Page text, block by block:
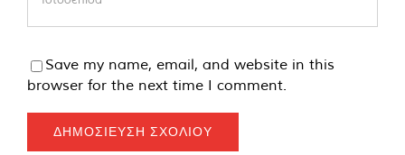
Save my name, email, and website in this
browser for the next time I comment.